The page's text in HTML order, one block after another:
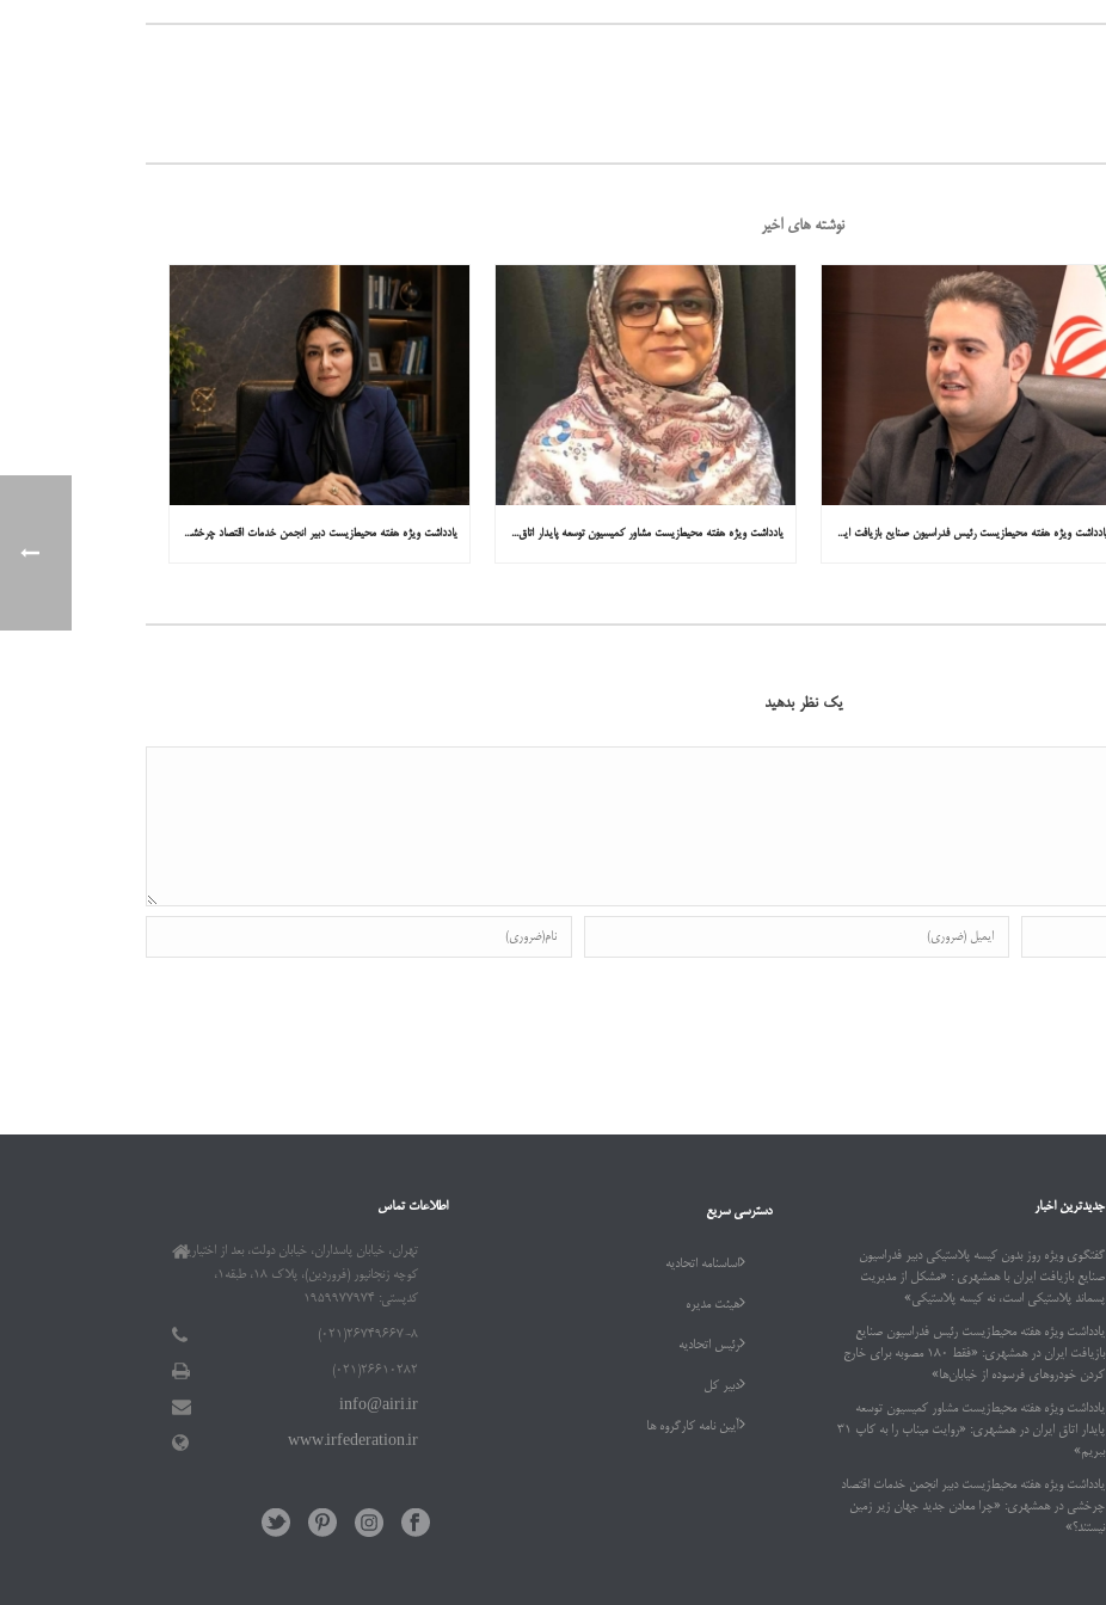
نوشته های اخیر
یادداشت ویژه هفته محیط‌زیست رئیس فدراسیون صنایع بازیافت ایران در همشهری: «فقط ۱۸۰ مصوبه برای خارج کردن خودروهای فرسوده از خیابان‌ها» یادداشت ویژه هفته محیط‌زیست مشاور کمیسیون توسعه پایدار اتاق ایران در همشهری: «روایت میناب را به کاپ ۳۱ ببریم» یادداشت ویژه هفته محیط‌زیست دبیر انجمن خدمات اقتصاد چرخشی در همشهری: «چرا معادن جدید جهان زیر زمین نیستند؟»
یک نظر بدهید
اطلاعات تماس
تهران، خیابان پاسداران، خیابان دولت، بعد از اختیاریه،
کوچه زنجانپور (فروردین)، پلاک ۱۸، طبقه۱،
کدپستی: ۱۹۵۹۹۷۷۹۷۴
۲۶۷۴۹۶۶۷-۸(۰۲۱)
۲۶۶۱۰۲۸۲(۰۲۱)
info@airi.ir
www.irfederation.ir
دسترسی سریع
اساسنامه اتحادیه
هیئت مدیره
رئیس اتحادیه
دبیر کل
آیین نامه کارگروه ها
جدیدترین اخبار
گفتگوی ویژه روز بدون کیسه پلاستیکی دبیر فدراسیون
صنایع بازیافت ایران با همشهری : «مشکل از مدیریت
پسماند پلاستیکی است، نه کیسه پلاستیکی»
یادداشت ویژه هفته محیط‌زیست رئیس فدراسیون صنایع
بازیافت ایران در همشهری: «فقط ۱۸۰ مصوبه برای خارج
کردن خودروهای فرسوده از خیابان‌ها»
یادداشت ویژه هفته محیط‌زیست مشاور کمیسیون توسعه
پایدار اتاق ایران در همشهری: «روایت میناب را به کاپ ۳۱
ببریم»
یادداشت ویژه هفته محیط‌زیست دبیر انجمن خدمات اقتصاد
چرخشی در همشهری: «چرا معادن جدید جهان زیر زمین
نیستند؟»